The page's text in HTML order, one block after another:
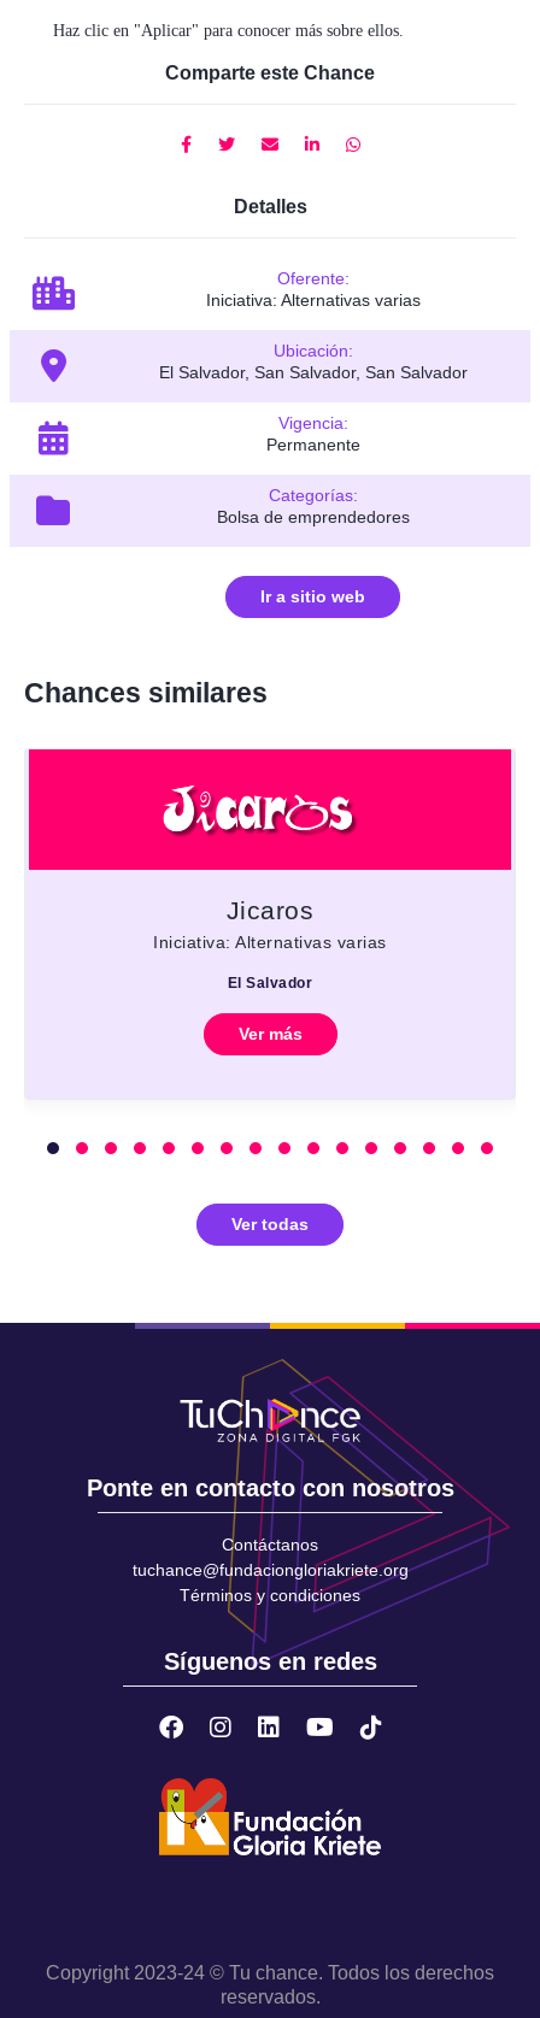
Haz clic en "Aplicar" para conocer más sobre ellos.
Comparte este Chance
Detalles
Oferente:
Iniciativa: Alternativas varias
Ubicación:
El Salvador, San Salvador, San Salvador
Vigencia:
Permanente
Categorías:
Bolsa de emprendedores
Ir a sitio web
Chances similares
Jicaros
Iniciativa: Alternativas varias
El Salvador
Ver más
Ver todas
Ponte en contacto con nosotros
Contáctanos
tuchance@fundaciongloriakriete.org
Términos y condiciones
Síguenos en redes
Copyright 2023-24 © Tu chance. Todos los derechos
reservados.